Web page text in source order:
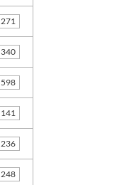
271
340
598
141
236
248